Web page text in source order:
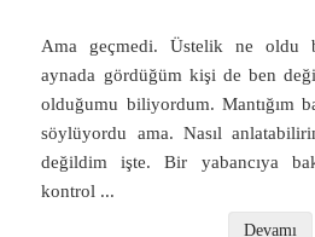
Ama geçmedi. Üstelik ne oldu
aynada gördüğüm kişi de ben
olduğumu biliyordum. Mantığım
söylüyordu ama. Nasıl
değildim işte. Bir yabancıya
kontrol ...
Devamı